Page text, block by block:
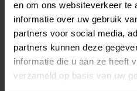
en om ons websiteverkeer te
informatie over uw gebruik
partners voor social media,
partners kunnen deze
informatie die u aan ze heeft
verzameld op basis van uw
de nieuwe badkamer.
4. Demonteren
Als alles akkoord is,
demonteren van uw oude